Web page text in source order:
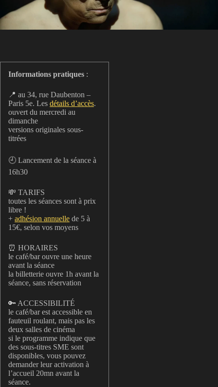
Informations pratiques :
📍 au 34, rue Daubenton –
Paris 5e. Les détails d’accès.
ouvert du mercredi au
dimanche
versions originales sous-
titrées
🕘 Lancement de la séance à
16h30
💸 TARIFS
toutes les séances sont à prix
libre !
+ adhésion annuelle de 5 à
15€, selon vos moyens
⏰ HORAIRES
le café/bar ouvre une heure
avant la séance
la billetterie ouvre 1h avant la
séance, sans réservation
🔑 ACCESSIBILITÉ
le café/bar est accessible en
fauteuil roulant, mais pas les
deux salles de cinéma
si le programme indique que
des sous-titres SME sont
disponibles, vous pouvez
demander leur activation à
l’accueil 20mn avant la
séance.